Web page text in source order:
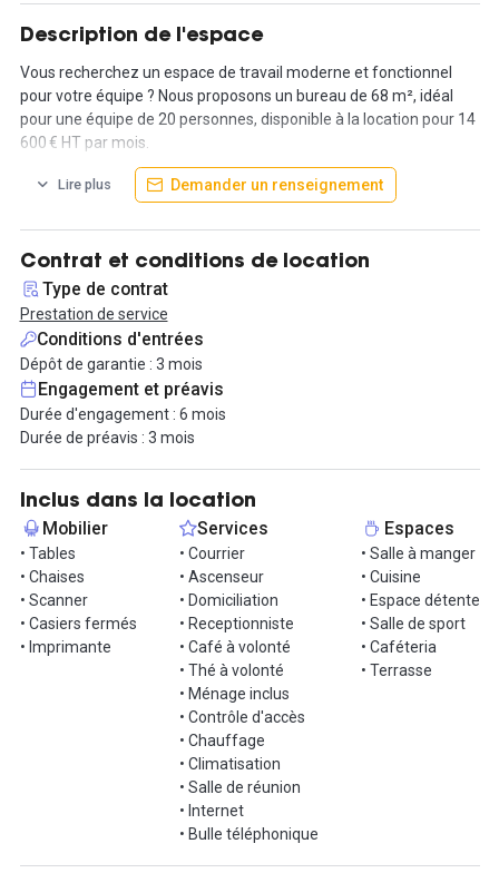
Description de l'espace
Vous recherchez un espace de travail moderne et fonctionnel
pour votre équipe ? Nous proposons un bureau de 68 m², idéal
pour une équipe de 20 personnes, disponible à la location pour 14
600 € HT par mois.
Situé à proximité immédiate de la place de la République, cet
baies vitrées. Le bureau est entièrement rénové avec des
matériaux de qualité et dispose d'une cuisine équipée, d'une salle
de réunion privative et d'un espace détente.
Les services inclus comprennent une connexion internet haut
débit, le ménage quotidien, ainsi qu'un accès sécurisé 24h/24. De
plus, vous bénéficierez d'un accès privilégié à une salle de sport
située dans l'immeuble.
Le quartier regorge de restaurants branchés, de cafés et de
boutiques, offrant un cadre idéal pour vos pauses déjeuner ou
réunions informelles.
N'attendez plus pour découvrir cet espace de travail alliant
confort et modernité. Contactez-nous dès aujourd'hui pour
organiser une visite !
Lire plus Demander un renseignement
Contrat et conditions de location
Type de contrat
Prestation de service
Conditions d'entrées
Dépôt de garantie : 3 mois
Engagement et préavis
Durée d'engagement : 6 mois
Durée de préavis : 3 mois
Inclus dans la location
Mobilier
• Tables
• Chaises
• Scanner
• Casiers fermés
• Imprimante
Services
• Courrier
• Ascenseur
• Domiciliation
• Receptionniste
• Café à volonté
• Thé à volonté
• Ménage inclus
• Contrôle d'accès
• Chauffage
• Climatisation
• Salle de réunion
• Internet
• Bulle téléphonique
Espaces
• Salle à manger
• Cuisine
• Espace détente
• Salle de sport
• Caféteria
• Terrasse